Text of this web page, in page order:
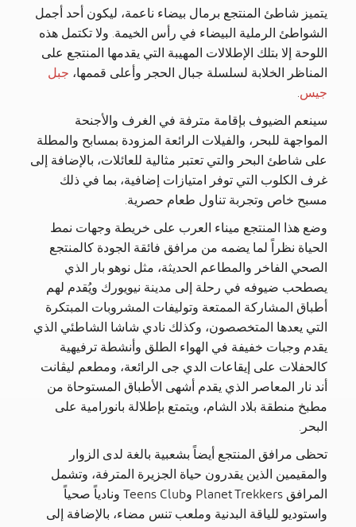
يتميز شاطئ المنتجع برمال بيضاء ناعمة، ليكون أحد أجمل
الشواطئ الرملية البيضاء في رأس الخيمة. ولا تكتمل هذه
اللوحة إلا بتلك الإطلالات المهيبة التي يقدمها المنتجع على
المناظر الخلابة لسلسلة جبال الحجر وأعلى قممها،جبل
جيس.
سينعم الضيوف بإقامة مترفة في الغرف والأجنحة
المواجهة للبحر، والفيلات الرائعة المزودة بمسابح والمطلة
على شاطئ البحر والتي تعتبر مثالية للعائلات، بالإضافة إلى
غرف الكلوب التي توفر امتيازات إضافية، بما في ذلك
مسبح خاص وتجربة تناول طعام حصرية.
وضع هذا المنتجع ميناء العرب على خريطة وجهات نمط
الحياة نظراً لما يضمه من مرافق فائقة الجودة كالمنتجع
الصحي الفاخر والمطاعم الحديثة، مثل نوهو بار الذي
يصطحب ضيوفه في رحلة إلى مدينة نيويورك ويُقدم لهم
أطباق المشاركة الممتعة وتوليفات المشروبات المبتكرة
التي يعدها المتخصصون، وكذلك نادي شاشا الشاطئي الذي
يقدم وجبات خفيفة في الهواء الطلق وأنشطة ترفيهية
كالحفلات على إيقاعات الدي جى الرائعة، ومطعم ليڤانت
أند نار المعاصر الذي يقدم أشهى الأطباق المستوحاة من
مطبخ منطقة بلاد الشام، ويتمتع بإطلالة بانورامية على
البحر.
تحظى مرافق المنتجع أيضاً بشعبية بالغة لدى الزوار
والمقيمين الذين يقدرون حياة الجزيرة المترفة، وتشمل
المرافق Planet Trekkers وTeens Club ونادياً صحياً
واستوديو للياقة البدنية وملعب تنس مضاء، بالإضافة إلى